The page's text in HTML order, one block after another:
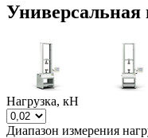
Нагрузка, кН
Диапазон измерения